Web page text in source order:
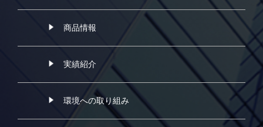
商品情報
実績紹介
環境への取り組み